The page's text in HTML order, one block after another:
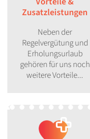
Zusatzleistungen
Neben der
Regelvergütung und
Erholungsurlaub
gehören für uns noch
weitere Vorteile...